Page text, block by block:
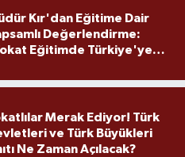
Kır'dan Eğitime Dair
Değerlendirme:
Eğitimde Türkiye'ye
Merak Ediyor! Türk
ve Türk Büyükleri
Ne Zaman Açılacak?